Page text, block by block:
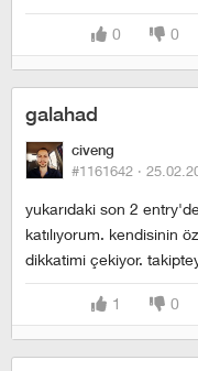
0 0
galahad
civeng
#1161642 ·
yukarıdaki son 2
katılıyorum. kendisinin
dikkatimi çekiyor.
1 0